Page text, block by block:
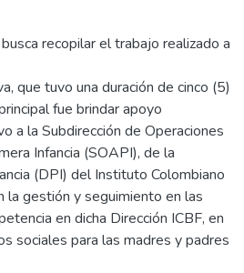
recopilar el trabajo realizado a
que tuvo una duración de cinco (5)
fue brindar apoyo
a la Subdirección de Operaciones
Infancia (SOAPI), de la
(DPI) del Instituto Colombiano
la gestión y seguimiento en las
en dicha Dirección ICBF, en
sociales para las madres y padres